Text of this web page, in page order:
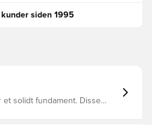
siden 1995
solidt fundament. Disse